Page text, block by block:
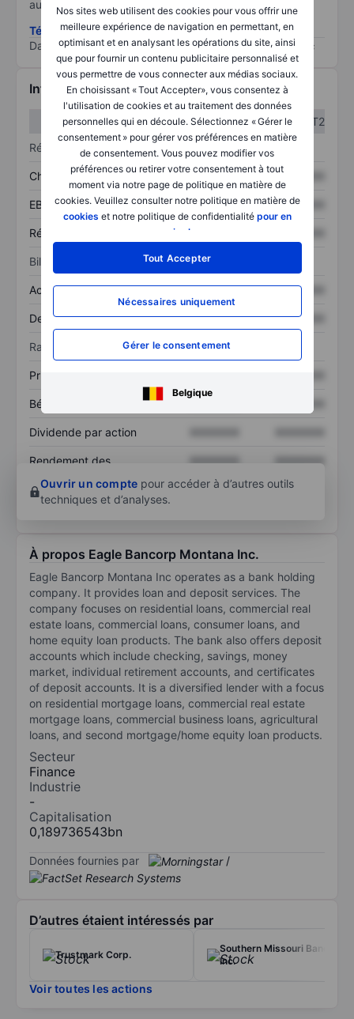
Nos sites web utilisent des cookies pour vous offrir une
meilleure expérience de navigation en permettant, en
optimisant et en analysant les opérations du site, ainsi
que pour fournir un contenu publicitaire personnalisé et
vous permettre de vous connecter aux médias sociaux.
En choisissant « Tout Accepter», vous consentez à
l'utilisation de cookies et au traitement des données
personnelles qui en découle. Sélectionnez « Gérer le
consentement » pour gérer vos préférences en matière
de consentement. Vous pouvez modifier vos
préférences ou retirer votre consentement à tout
moment via notre page de politique en matière de
cookies. Veuillez consulter notre politique en matière de
cookies et notre politique de confidentialité pour en
savoir plus
Tout Accepter
Nécessaires uniquement
Gérer le consentement
Belgique
au risque le plus élevé).
Télécharger la méthodologie ESG (en anglais)
Data provided by
/
Informations financières
T1
T2
Résultats
Chiffre d’affaires XXXXXXX XXXXXXX
EBITDA XXXXXXX XXXXXXX
Résultat net XXXXXXX
Bilan
Actif total XXXXXXX XXXXXXX
Dette totale XXXXXXX XXXXXXX
Ratios
Prix / ventes
Bénéfice par action
Dividende par action
Rendement des
XXXXXXX
XXXXXXX
Ouvrir un compte pour accéder à d’autres outils
techniques et d’analyses.
À propos Eagle Bancorp Montana Inc.
Eagle Bancorp Montana Inc operates as a bank holding
company. It provides loan and deposit services. The
company focuses on residential loans, commercial real
estate loans, commercial loans, consumer loans, and
home equity loan products. The bank also offers deposit
accounts which include checking, savings, money
market, individual retirement accounts, and certificates
of deposit accounts. It is a diversified lender with a focus
on residential mortgage loans, commercial real estate
mortgage loans, commercial business loans, agricultural
loans, and second mortgage/home equity loan products.
Secteur
Finance
Industrie
-
Capitalisation
0,189736543bn
Données fournies par /
D’autres étaient intéressés par
Trustmark Corp.
Southern Missouri Bancorp
Inc.
Voir toutes les actions